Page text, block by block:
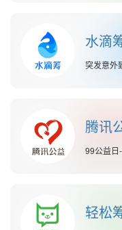
水滴
突发意外
腾讯
99公益日
轻松